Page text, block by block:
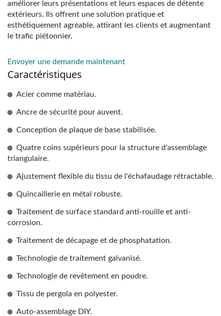
améliorer leurs présentations et leurs espaces de détente
extérieurs. Ils offrent une solution pratique et
esthétiquement agréable, attirant les clients et augmentant
le trafic piétonnier.
Envoyer une demande maintenant
Caractéristiques
Acier comme matériau.
Ancre de sécurité pour auvent.
Conception de plaque de base stabilisée.
Quatre coins supérieurs pour la structure d'assemblage
triangulaire.
Ajustement flexible du tissu de l'échafaudage rétractable.
Quincaillerie en métal robuste.
Traitement de surface standard anti-rouille et anti-
corrosion.
Traitement de décapage et de phosphatation.
Technologie de traitement galvanisé.
Technologie de revêtement en poudre.
Tissu de pergola en polyester.
Auto-assemblage DIY.